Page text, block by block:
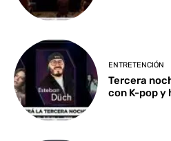
ENTRETENCIÓN
Tercera
con K-pop y